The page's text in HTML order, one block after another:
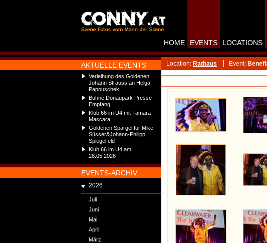
AKTUELLE EVENTS
Verleihung des Goldenen
Johann Strauss an Helga
Papouschek
Bühne Donaupark Presse-
Empfang
Klub 66 im U4 mit Tamara
Mascara
Goldenen Spargel für Mike
Süsser&Johann-Philipp
Spiegelfeld
Klub 66 im U4 am
28.05.2026
EVENTS-ARCHIV
2026
Juli
Juni
Mai
April
März
HOME EVENTS LOCATIONS
Location: Rathaus Event: